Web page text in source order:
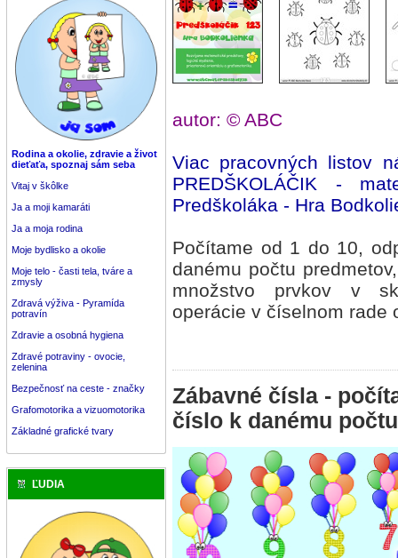
Rodina a okolie, zdravie a život
dieťaťa, spoznaj sám seba
Vitaj v škôlke
Ja a moji kamaráti
Ja a moja rodina
Moje bydlisko a okolie
Moje telo - časti tela, tváre a
zmysly
Zdravá výživa - Pyramída
potravín
Zdravie a osobná hygiena
Zdravé potraviny - ovocie,
zelenina
Bezpečnosť na ceste - značky
Grafomotorika a vizuomotorika
Základné grafické tvary
ĽUDIA
autor: © ABC
Viac pracovných listov
PREDŠKOLÁČIK -
Predškoláka - Hra
Počítame od 1 do 10,
danému počtu
množstvo prvkov v
operácie v číselnom rade
Zábavné čísla -
číslo k danému